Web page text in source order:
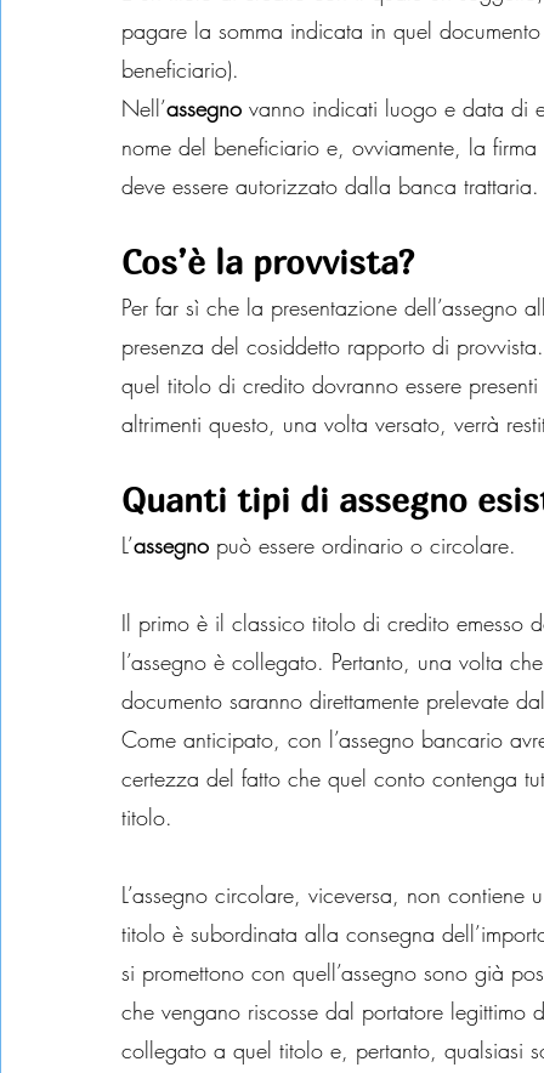
pagare la somma indicata in quel
beneficiario).
Nell’assegno vanno indicati luogo e data di
nome del beneficiario e, ovviamente, la
deve essere autorizzato dalla banca trattaria.
Cos’è la provvista?
Per far sì che la presentazione
presenza del cosiddetto rapporto di
quel titolo di credito dovranno essere
altrimenti questo, una volta versato, verrà
Quanti tipi di assegno
L’assegno può essere ordinario o circolare.
Il primo è il classico titolo di credito
l’assegno è collegato. Pertanto, una volta
documento saranno direttamente prelevate
Come anticipato, con l’assegno bancario
certezza del fatto che quel conto contenga
titolo.
L’assegno circolare, viceversa, non
titolo è subordinata alla consegna
si promettono con quell’assegno sono già
che vengano riscosse dal portatore
collegato a quel titolo e, pertanto, qualsiasi